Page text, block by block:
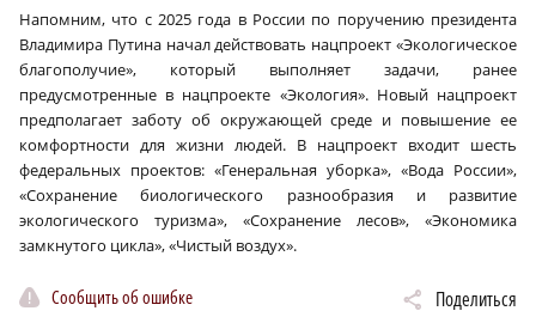
Напомним, что с 2025 года в России по поручению президента
Владимира Путина начал действовать нацпроект «Экологическое
благополучие», который выполняет задачи, ранее
предусмотренные в нацпроекте «Экология». Новый нацпроект
предполагает заботу об окружающей среде и повышение ее
комфортности для жизни людей. В нацпроект входит шесть
федеральных проектов: «Генеральная уборка», «Вода России»,
«Сохранение биологического разнообразия и развитие
экологического туризма», «Сохранение лесов», «Экономика
замкнутого цикла», «Чистый воздух».
Сообщить об ошибке Поделиться